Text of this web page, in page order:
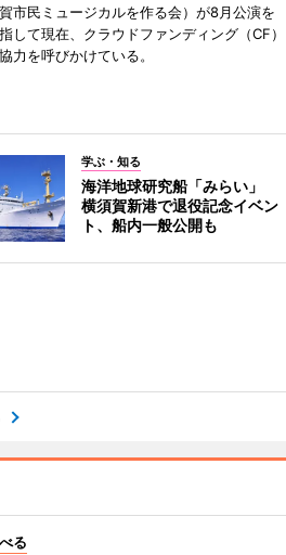
市民ミュージカルを作る会）が8月公演を
して現在、クラウドファンディング（CF）
力を呼びかけている。
学ぶ・知る
海洋地球研究船「みらい」
横須賀新港で退役記念イベン
ト、船内一般公開も
る